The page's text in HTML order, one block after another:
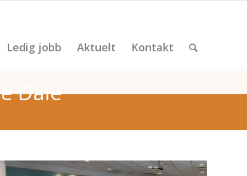
Ledig jobb Aktuelt Kontakt
Dale